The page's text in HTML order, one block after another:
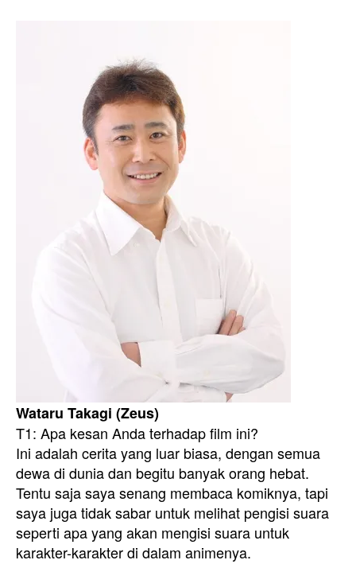
Wataru Takagi (Zeus)
T1: Apa kesan Anda terhadap film ini?
Ini adalah cerita yang luar biasa, dengan semua
dewa di dunia dan begitu banyak orang hebat.
Tentu saja saya senang membaca komiknya, tapi
saya juga tidak sabar untuk melihat pengisi suara
seperti apa yang akan mengisi suara untuk
karakter-karakter di dalam animenya.